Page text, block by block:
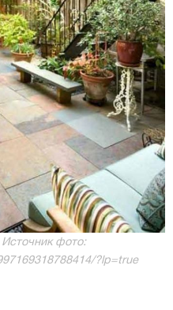
фото:
?lp=true